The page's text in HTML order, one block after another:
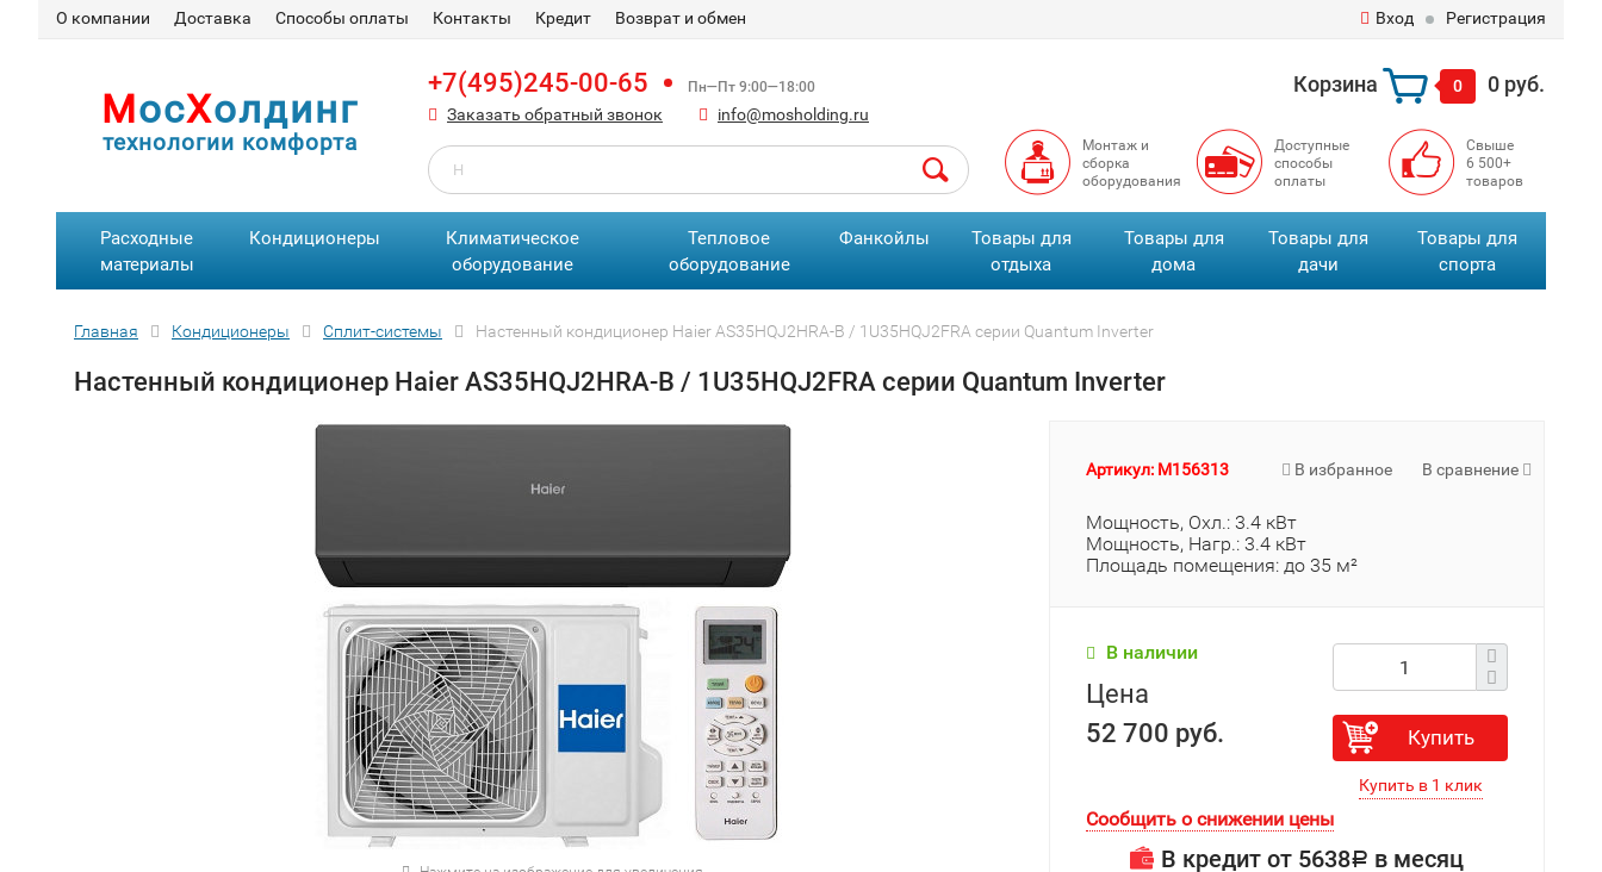
О компании Доставка Способы оплаты Контакты Кредит Возврат и обмен Вход Регистрация
МосХолдинг
технологии комфорта
+7(495)245-00-65 Пн—Пт 9:00—18:00
Заказать обратный звонок info@mosholding.ru
Корзина 0 0 руб.
Монтаж и
сборка
оборудования
Доступные
способы
оплаты
Свыше
6 500+
товаров
Расходные
материалы
Кондиционеры
Климатическое
оборудование
Тепловое
оборудование
Фанкойлы
Товары для
отдыха
Товары для
дома
Товары для
дачи
Товары для
спорта
Главная Кондиционеры Сплит-сиcтемы Настенный кондиционер Haier AS35HQJ2HRA-B / 1U35HQJ2FRA серии Quantum Inverter
Настенный кондиционер Haier AS35HQJ2HRA-B / 1U35HQJ2FRA серии Quantum Inverter
В избранное В сравнение
Артикул: M156313
Мощность, Охл.: 3.4 кВт
Мощность, Нагр.: 3.4 кВт
Площадь помещения: до 35 м²
В наличии
Цена
52 700 руб.
Купить
Сообщить о снижении цены
В кредит от 5638Р в месяц